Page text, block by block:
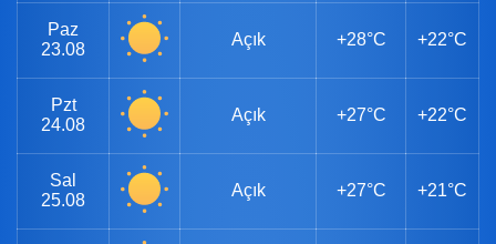
Paz
23.08
Açık +28°C +22°C
Pzt
24.08
Açık +27°C +22°C
Sal
25.08
Açık +27°C +21°C